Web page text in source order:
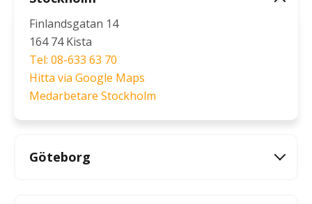
Finlandsgatan 14
164 74 Kista
Tel: 08-633 63 70
Hitta via Google Maps
Medarbetare Stockholm
Göteborg